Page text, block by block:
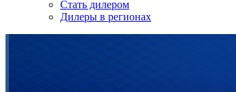
Стать дилером
Дилеры в регионах